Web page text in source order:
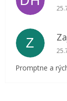
Z
Promptne a